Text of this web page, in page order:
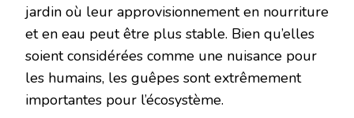
jardin où leur approvisionnement en nourriture
et en eau peut être plus stable. Bien qu’elles
soient considérées comme une nuisance pour
les humains, les guêpes sont extrêmement
importantes pour l’écosystème.